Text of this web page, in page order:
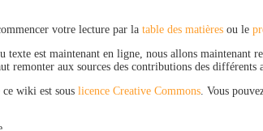
votre lecture par la table des matières ou le
texte est maintenant en ligne, nous allons maintenant
remonter aux sources des contributions des différents
wiki est sous licence Creative Commons . Vous